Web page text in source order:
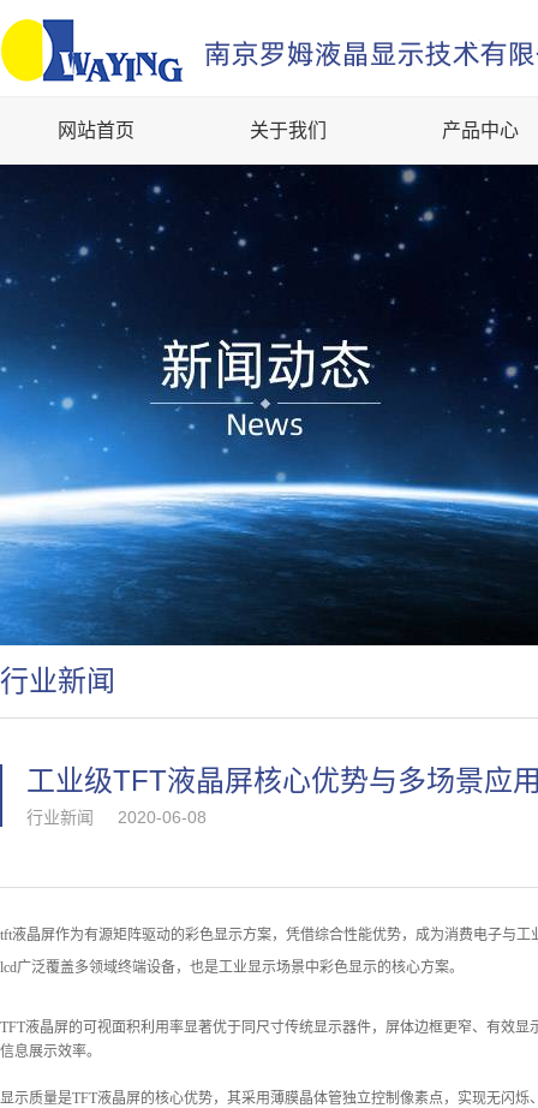
网站首页 关于我们 产品中心
行业新闻
工业级TFT液晶屏核心优势与多场景应
行业新闻 2020-06-08
tft液晶屏作为有源矩阵驱动的彩色显示方案，凭借综合性能优势，成为消费电子与
lcd广泛覆盖多领域终端设备，也是工业显示场景中彩色显示的核心方案。
TFT液晶屏的可视面积利用率显著优于同尺寸传统显示器件，屏体边框更窄、有效
信息展示效率。
显示质量是TFT液晶屏的核心优势，其采用薄膜晶体管独立控制像素点，实现无闪